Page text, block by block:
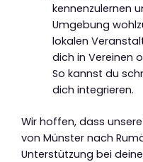
kennenzulernen
Umgebung
lokalen
dich in Vereinen
So kannst du
dich integrieren.
Wir hoffen, dass
von Münster nach
Unterstützung bei